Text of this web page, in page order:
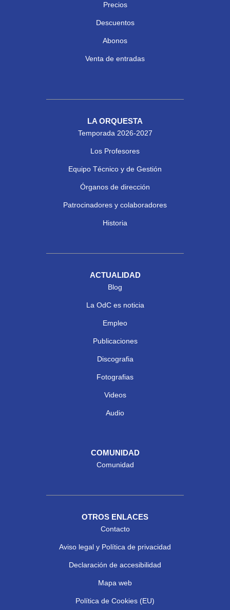
Precios
Descuentos
Abonos
Venta de entradas
LA ORQUESTA
Temporada 2026-2027
Los Profesores
Equipo Técnico y de Gestión
Órganos de dirección
Patrocinadores y colaboradores
Historia
ACTUALIDAD
Blog
La OdC es noticia
Empleo
Publicaciones
Discografia
Fotografias
Videos
Audio
COMUNIDAD
Comunidad
OTROS ENLACES
Contacto
Aviso legal y Política de privacidad
Declaración de accesibilidad
Mapa web
Política de Cookies (EU)